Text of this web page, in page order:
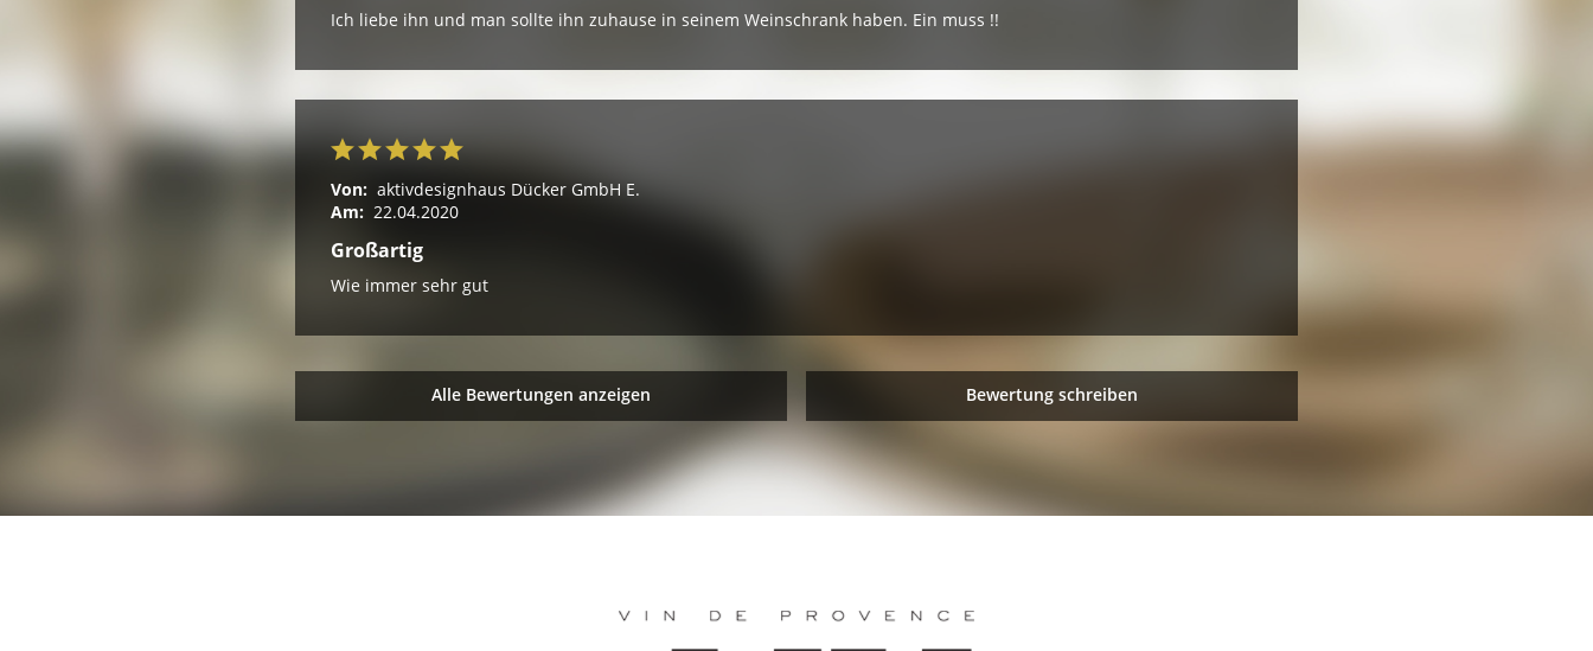
Ich liebe ihn und man sollte ihn zuhause in seinem Weinschrank haben. Ein muss !!
Von: aktivdesignhaus Dücker GmbH E.
Am: 22.04.2020
Großartig
Wie immer sehr gut
Alle Bewertungen anzeigen Bewertung schreiben